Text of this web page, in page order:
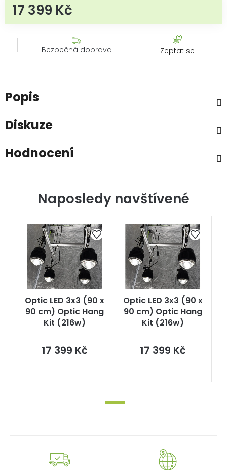
17 399 Kč
Bezpečná doprava Zeptat se
Popis
Diskuze
Hodnocení
Naposledy navštívené
Optic LED 3x3 (90 x
90 cm) Optic Hang
Kit (216w)
17 399 Kčcena:
Optic LED 3x3 (90 x
90 cm) Optic Hang
Kit (216w)
17 399 Kčcena: